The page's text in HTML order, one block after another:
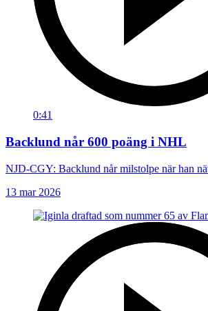
0:41
Backlund når 600 poäng i NHL
NJD-CGY: Backlund når milstolpe när han
13 mar 2026